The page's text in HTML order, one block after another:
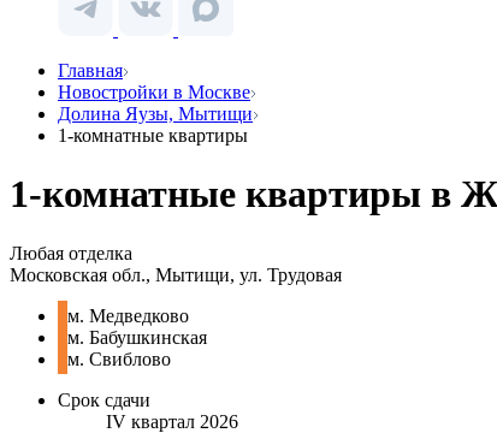
Главная
Новостройки в Москве
Долина Яузы, Мытищи
1-комнатные квартиры
1-комнатные квартиры в
Любая отделка
Московская обл., Мытищи, ул. Трудовая
м. Медведково
м. Бабушкинская
м. Свиблово
Срок сдачи
IV квартал 2026